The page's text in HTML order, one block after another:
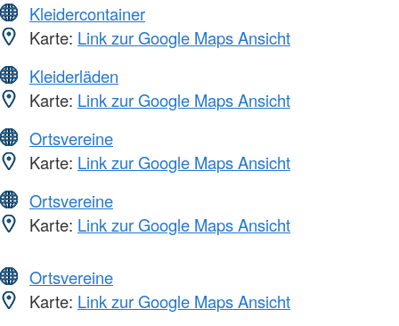
Kleidercontainer
Karte: Link zur Google Maps Ansicht
Kleiderläden
Karte: Link zur Google Maps Ansicht
Ortsvereine
Karte: Link zur Google Maps Ansicht
Ortsvereine
Karte: Link zur Google Maps Ansicht
Ortsvereine
Karte: Link zur Google Maps Ansicht